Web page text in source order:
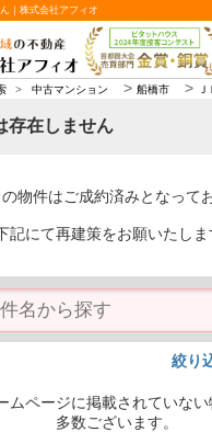
｜株式会社アフィオ
> 中古マンション > 船橋市 >
存在しません
物件はご成約済みとなって
記にて再建策をお願いたしま
絞り
ムページに掲載されていない
多数ございます。